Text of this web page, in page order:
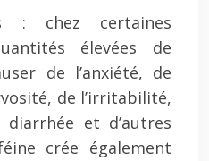
: chez certaines
élevées de
de l’anxiété, de
de l’irritabilité,
et d’autres
crée également